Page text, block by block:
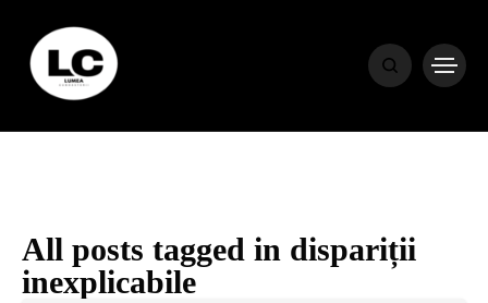
All posts tagged in dispariții
inexplicabile
HOME
HOROSCOP